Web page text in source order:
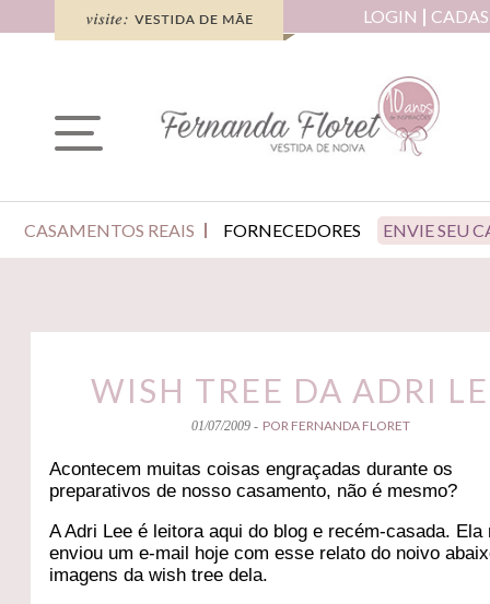
LOGIN
CASAMENTOS REAIS FORNECEDORES ENVIE SEU
WISH TREE DA ADRI
01/07/2009 - POR FERNANDA FLORET
Acontecem muitas coisas engraçadas durante os
preparativos de nosso casamento, não é mesmo?
A Adri Lee é leitora aqui do blog e recém-casada. Ela
enviou um e-mail hoje com esse relato do noivo
imagens da wish tree dela.